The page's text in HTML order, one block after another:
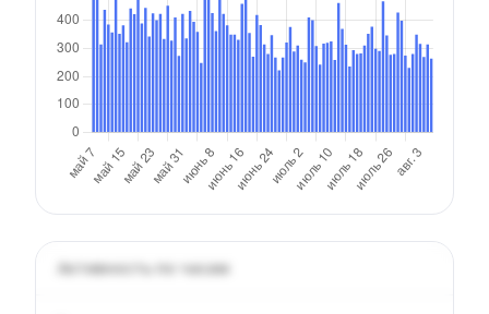
Активность по часам